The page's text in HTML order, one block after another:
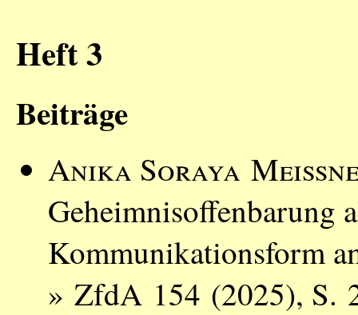
Heft 3
Beiträge
Anika Soraya
Geheimnisoffenbarung
Kommunikationsform
» ZfdA 154 (2025), S.